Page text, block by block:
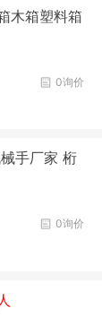
木箱塑料箱
0询价
手厂家 桁
0询价